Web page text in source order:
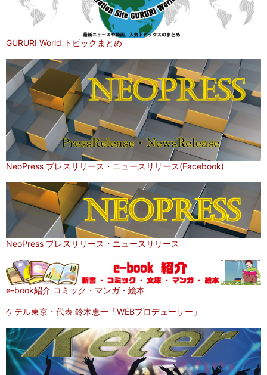
GURURI World トピックまとめ
NeoPress プレスリリース・ニュースリリース(Facebook)
NeoPress プレスリリース・ニュースリリース
e-book紹介 コミック・マンガ・絵本
ケテル東京・代表 鈴木恵一「WEBプロデューサー」